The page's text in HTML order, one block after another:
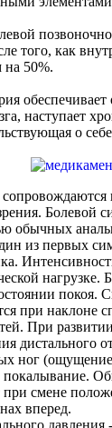
того, как
на 50%.
наступает
о
Болевой
обычных
из первых
нагрузке.
покоя.
при наклоне
При
дистального
ног
покалывание.
смене
вперед.